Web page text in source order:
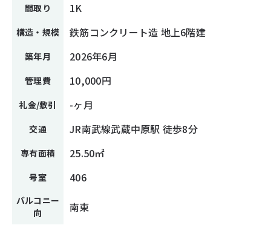
間取り 1K
構造・規模 鉄筋コンクリート造 地上6階建
築年月 2026年6月
管理費 10,000円
礼金/敷引 -ヶ月
交通 JR南武線武蔵中原駅 徒歩8分
専有面積 25.50㎡
号室 406
バルコニー
向
南東